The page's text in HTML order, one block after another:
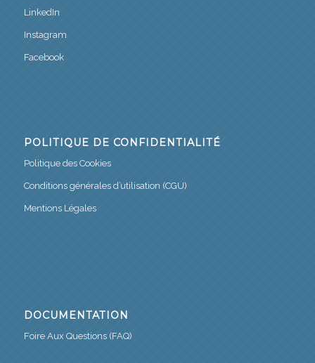
LinkedIn
Instagram
Facebook
POLITIQUE DE CONFIDENTIALITÉ
Politique des Cookies
Conditions générales d’utilisation (CGU)
Mentions Légales
DOCUMENTATION
Foire Aux Questions (FAQ)